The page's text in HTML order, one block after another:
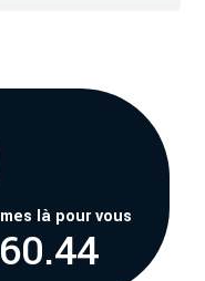
là pour vous